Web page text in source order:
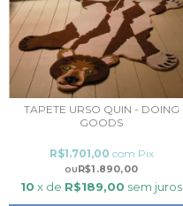
TAPETE URSO QUIN - DOING
GOODS
R$1.890,00
R$1.701,00 com Pix
10 x de R$189,00 sem juros